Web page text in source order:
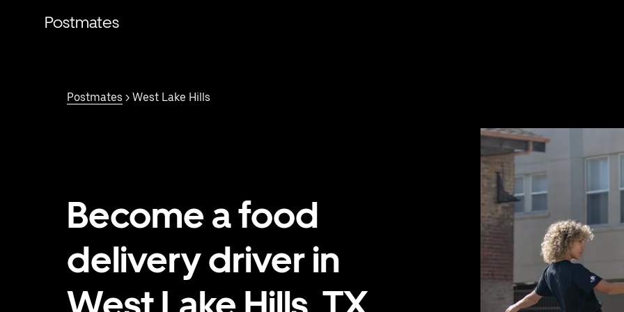
contenidoPostmates
Postmates > West Lake Hills
Become a food
delivery driver in